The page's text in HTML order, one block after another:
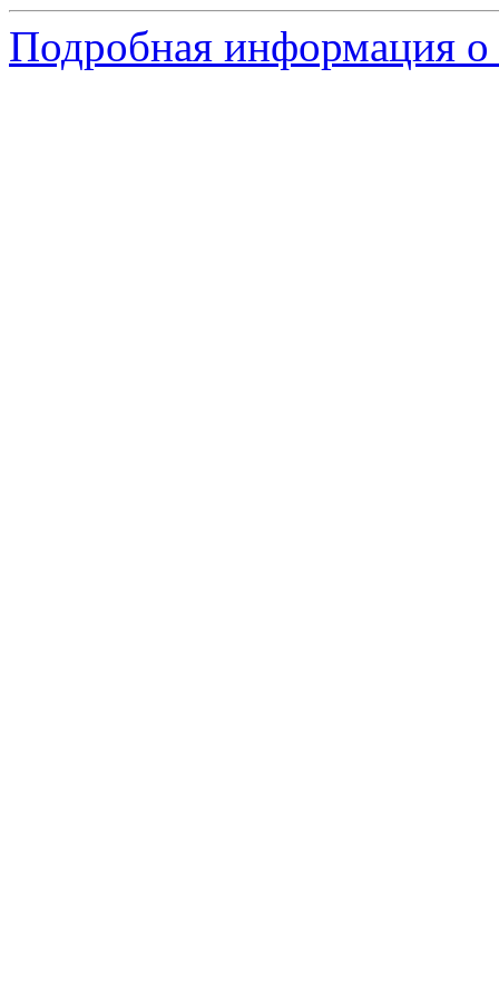
Подробная информация о